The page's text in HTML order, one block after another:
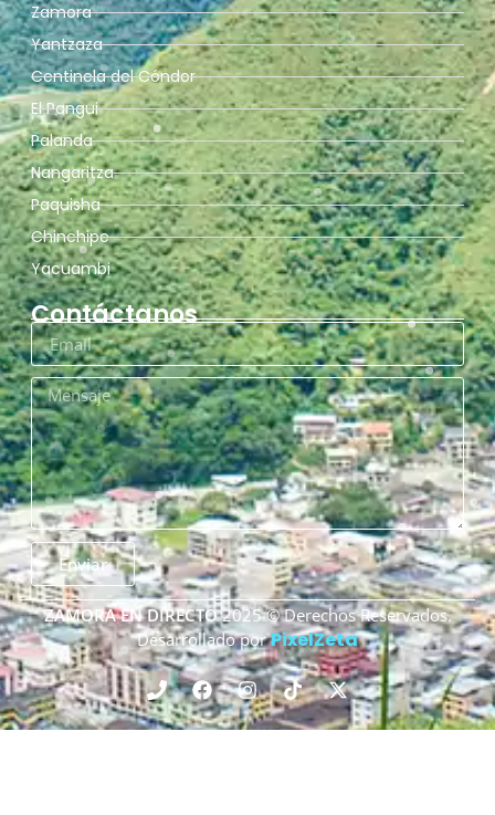
Zamora
Yantzaza
Centinela del Cóndor
El Pangui
Palanda
Nangaritza
Paquisha
Chinchipe
Yacuambi
Contáctanos
Enviar
ZAMORA EN DIRECTO2025 © Derechos Reservados.
Desarrollado porPixelZeta